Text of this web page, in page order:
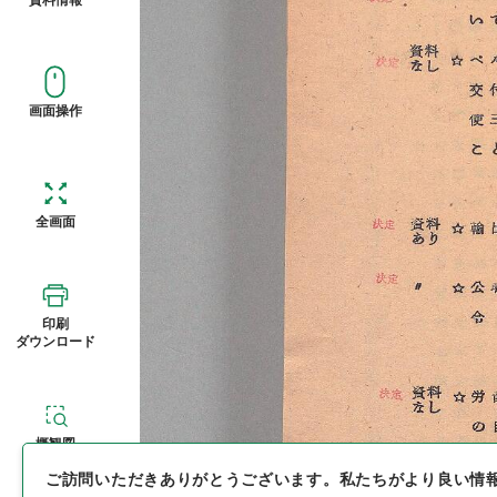
画面操作
全画面
印刷
ダウンロード
概観図
ご訪問いただきありがとうございます。 私たちがより良い情